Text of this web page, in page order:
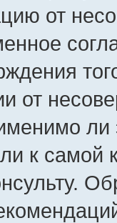
от
от
ли
к самой